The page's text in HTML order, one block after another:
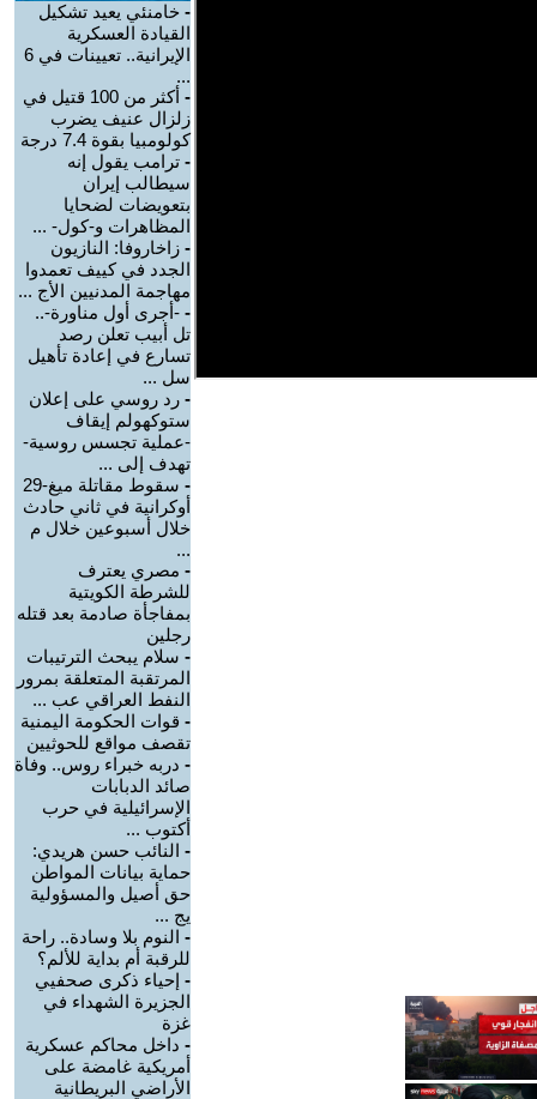
- خامنئي يعيد تشكيل
القيادة العسكرية
الإيرانية.. تعيينات في 6
...
-
أكثر من 100 قتيل في
زلزال عنيف يضرب
كولومبيا بقوة 7.4 درجة
- ترامب يقول إنه
سيطالب إيران
بتعويضات لضحايا
المظاهرات و-كول- ...
- زاخاروفا: النازيون
الجدد في كييف تعمدوا
مهاجمة المدنيين الأج ...
- -أجرى أول مناورة-..
تل أبيب تعلن رصد
تسارع في إعادة تأهيل
سل ...
- رد روسي على إعلان
ستوكهولم إيقاف
-عملية تجسس روسية-
تهدف إلى ...
-
سقوط مقاتلة ميغ-29
أوكرانية في ثاني حادث
خلال أسبوعين خلال م
...
- مصري يعترف
للشرطة الكويتية
بمفاجأة صادمة بعد قتله
رجلين
- سلام يبحث الترتيبات
المرتقبة المتعلقة بمرور
النفط العراقي عب ...
- قوات الحكومة اليمنية
تقصف مواقع للحوثيين
- دربه خبراء روس.. وفاة
صائد الدبابات
الإسرائيلية في حرب
أكتوب ...
- النائب حسن هريدي:
حماية بيانات المواطن
حق أصيل والمسؤولية
يج ...
- النوم بلا وسادة.. راحة
للرقبة أم بداية للألم؟
- إحياء ذكرى صحفيي
الجزيرة الشهداء في
غزة
- داخل محاكم عسكرية
أمريكية غامضة على
الأراضي البريطانية